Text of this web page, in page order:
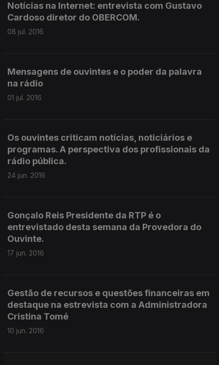
Notícias na Internet: entrevista com Gustavo
Cardoso diretor do OBERCOM.
08 jul. 2016
Mensagens de ouvintes e o poder da palavra
na rádio
01 jul. 2016
Os ouvintes criticam notícias, noticiários e
programas. A perspectiva dos profissionais da
rádio pública.
24 jun. 2016
Gonçalo Reis Presidente da RTP é o
entrevistado desta semana da Provedora do
Ouvinte.
17 jun. 2016
Gestão de recursos e questões financeiras em
destaque na estrevista com a Administradora
Cristina Tomé
10 jun. 2016